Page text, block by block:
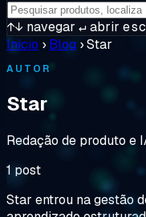
↑↓ navegar ↵abrir esc
Início › Blog ›Star
AUTOR
Star
Redação de produto e
1 post
Star entrou na gestão